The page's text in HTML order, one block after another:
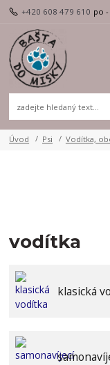
+420 608 479 610 po
Úvod Psi Vodítka,
vodítka
klasická